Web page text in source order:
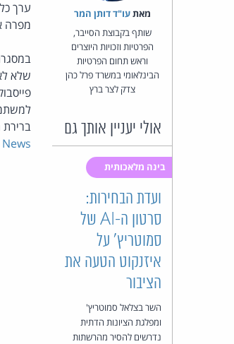
מאת‏עו"ד דותן המר
שותף בקבוצת הסייבר,
הפרטיות וזכויות היוצרים
וראש תחום הפרטיות
הבינלאומי במשרד פרל כהן
צדק לצר ברץ
אולי יעניין אותך גם
בינה מלאכותית
ועדת הבחירות:
סרטון ה-AI של
סמוטריץ' על
איזנקוט הטעה את
הציבור
השר בצלאל סמוטריץ'
ומפלגת הציונות הדתית
נדרשים להסיר מהרשתות
מפרה
שלא